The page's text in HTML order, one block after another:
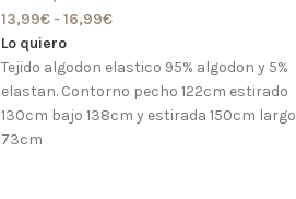
13,99€ - 16,99€
Lo quiero
Tejido algodon elastico 95% algodon y 5%
elastan. Contorno pecho 122cm estirado
130cm bajo 138cm y estirada 150cm largo
73cm